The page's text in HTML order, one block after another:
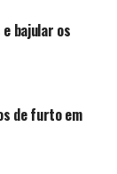
e bajular os
de furto em